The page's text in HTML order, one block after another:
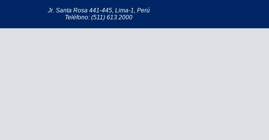
Jr. Santa Rosa 441-445, Lima-1, Perú
Teléfono: (511) 613 2000